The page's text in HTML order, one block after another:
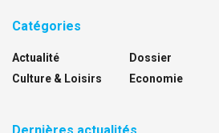
Catégories
Actualité
Culture & Loisirs
Dossier
Economie